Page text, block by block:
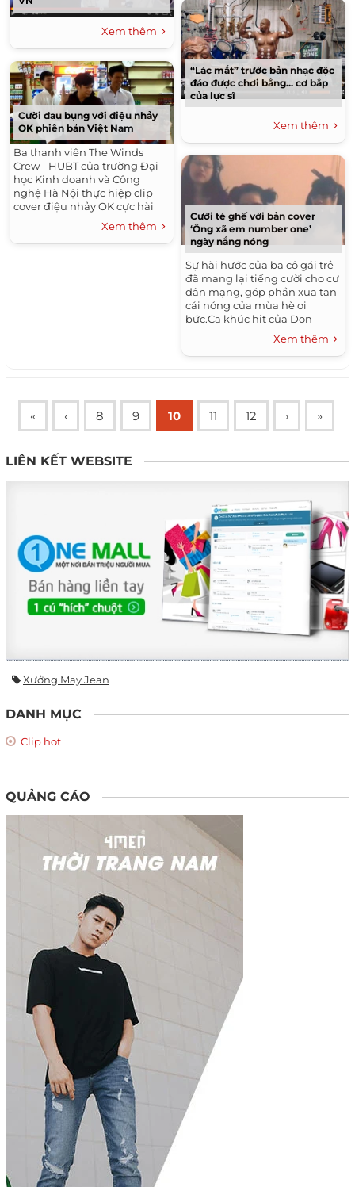
Xem thêm
Cười đau bụng với điệu nhảy
OK phiên bản Việt Nam
Ba thanh viên The Winds
Crew - HUBT của trường Đại
học Kinh doanh và Công
nghệ Hà Nội thực hiệp clip
cover điệu nhảy OK cực hài
của The Rice Cake Boy.Lấy
cảm hứng từ MV What Is Love
của danh hài Jim Carrey và...
Xem thêm
“Lác mắt” trước bản nhạc độc
đáo được chơi bằng... cơ bắp
của lực sĩ
Xem thêm
Cười té ghế với bản cover
‘Ông xã em number one’
ngày nắng nóng
Sự hài hước của ba cô gái trẻ
đã mang lại tiếng cười cho cư
dân mạng, góp phần xua tan
cái nóng của mùa hè oi
bức.Ca khúc hit của Don
Nguyễn - Ông xã em number
one - là một trong những sản
phẩm được...
Xem thêm
« ‹ 8 9 10 11 12 › »
LIÊN KẾT WEBSITE
Xưởng May Jean
DANH MỤC
Clip hot
QUẢNG CÁO